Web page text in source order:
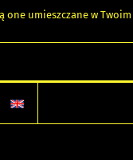
umieszczane w